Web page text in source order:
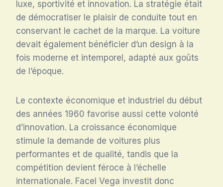
luxe, sportivité et innovation. La stratégie était
de démocratiser le plaisir de conduite tout en
conservant le cachet de la marque. La voiture
devait également bénéficier d’un design à la
fois moderne et intemporel, adapté aux goûts
de l’époque.
Le contexte économique et industriel du début
des années 1960 favorise aussi cette volonté
d’innovation. La croissance économique
stimule la demande de voitures plus
performantes et de qualité, tandis que la
compétition devient féroce à l’échelle
internationale. Facel Vega investit donc